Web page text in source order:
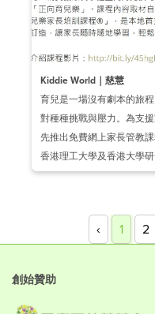
Kiddie World｜慈慧
育兒是一場沒有劇本的旅
對種種挑戰與壓力。為支
先推出免費網上家長管教
香港理工大學及香港大學
‹ 1 2
創始贊助